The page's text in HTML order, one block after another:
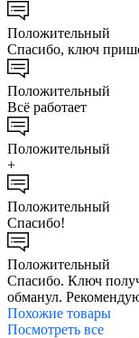
Положительный
Спасибо, ключ
Положительный
Всё работает
Положительный
+
Положительный
Спасибо!
Положительный
Спасибо. Ключ
обманул.
Похожие товары
Посмотреть все